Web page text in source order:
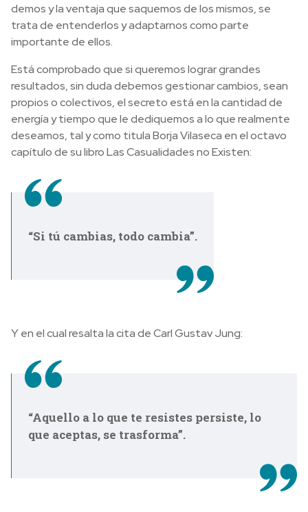
demos y la ventaja que saquemos de los mismos, se
trata de entenderlos y adaptarnos como parte
importante de ellos.
Está comprobado que si queremos lograr grandes
resultados, sin duda debemos gestionar cambios, sean
propios o colectivos, el secreto está en la cantidad de
energía y tiempo que le dediquemos a lo que realmente
deseamos, tal y como titula Borja Vilaseca en el octavo
capítulo de su libro Las Casualidades no Existen:
“Si tú cambias, todo cambia”.
Y en el cual resalta la cita de Carl Gustav Jung:
“Aquello a lo que te resistes persiste, lo
que aceptas, se trasforma”.